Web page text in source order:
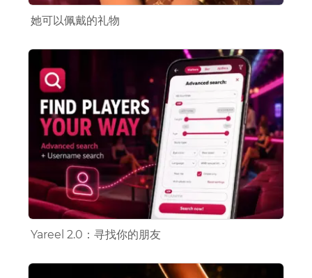
她可以佩戴的礼物
Yareel 2.0：寻找你的朋友